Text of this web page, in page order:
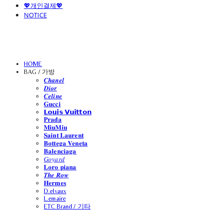
💖개인결제💖
NOTICE
HOME
BAG / 가방
𝑪𝒉𝒂𝒏𝒆𝒍
𝑫𝒊𝒐𝒓
𝑪𝒆𝒍𝒊𝒏𝒆
𝐆𝐮𝐜𝐜𝐢
𝗟𝗼𝘂𝗶𝘀 𝗩𝘂𝗶𝘁𝘁𝗼𝗻
𝐏𝐫𝐚𝐝𝐚
𝐌𝐢𝐮𝐌𝐢𝐮
𝐒𝐚𝐢𝐧𝐭 𝐋𝐚𝐮𝐫𝐞𝐧𝐭
𝐁𝐨𝐭𝐭𝐞𝐠𝐚 𝐕𝐞𝐧𝐞𝐭𝐚
𝐁𝐚𝐥𝐞𝐧𝐜𝐢𝐚𝐠𝐚
𝐺𝑜𝑦𝑎𝑟𝑑
𝐋𝐨𝐫𝐨 𝐩𝐢𝐚𝐧𝐚
𝑻𝒉𝒆 𝑹𝒐𝒘
𝐇𝐞𝐫𝐦𝐞𝐬
D.elvaux
L.emaire
ETC Brand / 기타